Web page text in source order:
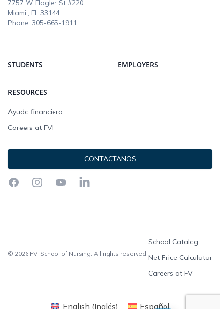
7757 W Flagler St #220
Miami , FL 33144
Phone: 305-665-1911
STUDENTS EMPLOYERS
RESOURCES
Ayuda financiera
Careers at FVI
CONTACTANOS
FacebookInstagramYouTubeLinkedIn
© 2026 FVI School of Nursing. All rights reserved.
School Catalog
Net Price Calculator
Careers at FVI
English (Inglés) Español